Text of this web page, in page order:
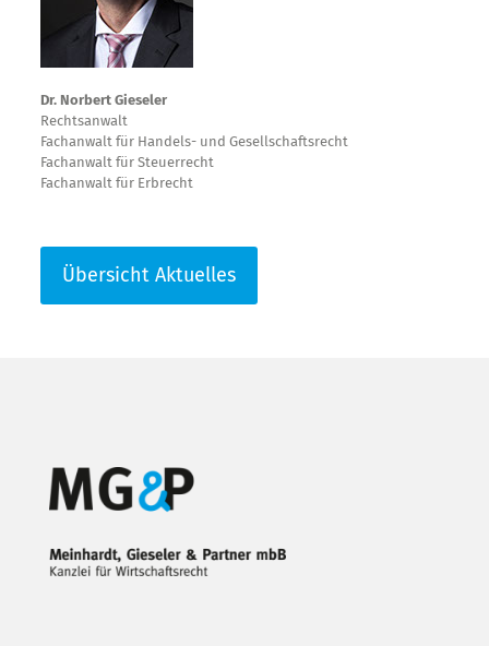
Dr. Norbert Gieseler
Rechtsanwalt
Fachanwalt für Handels- und Gesellschaftsrecht
Fachanwalt für Steuerrecht
Fachanwalt für Erbrecht
Übersicht Aktuelles